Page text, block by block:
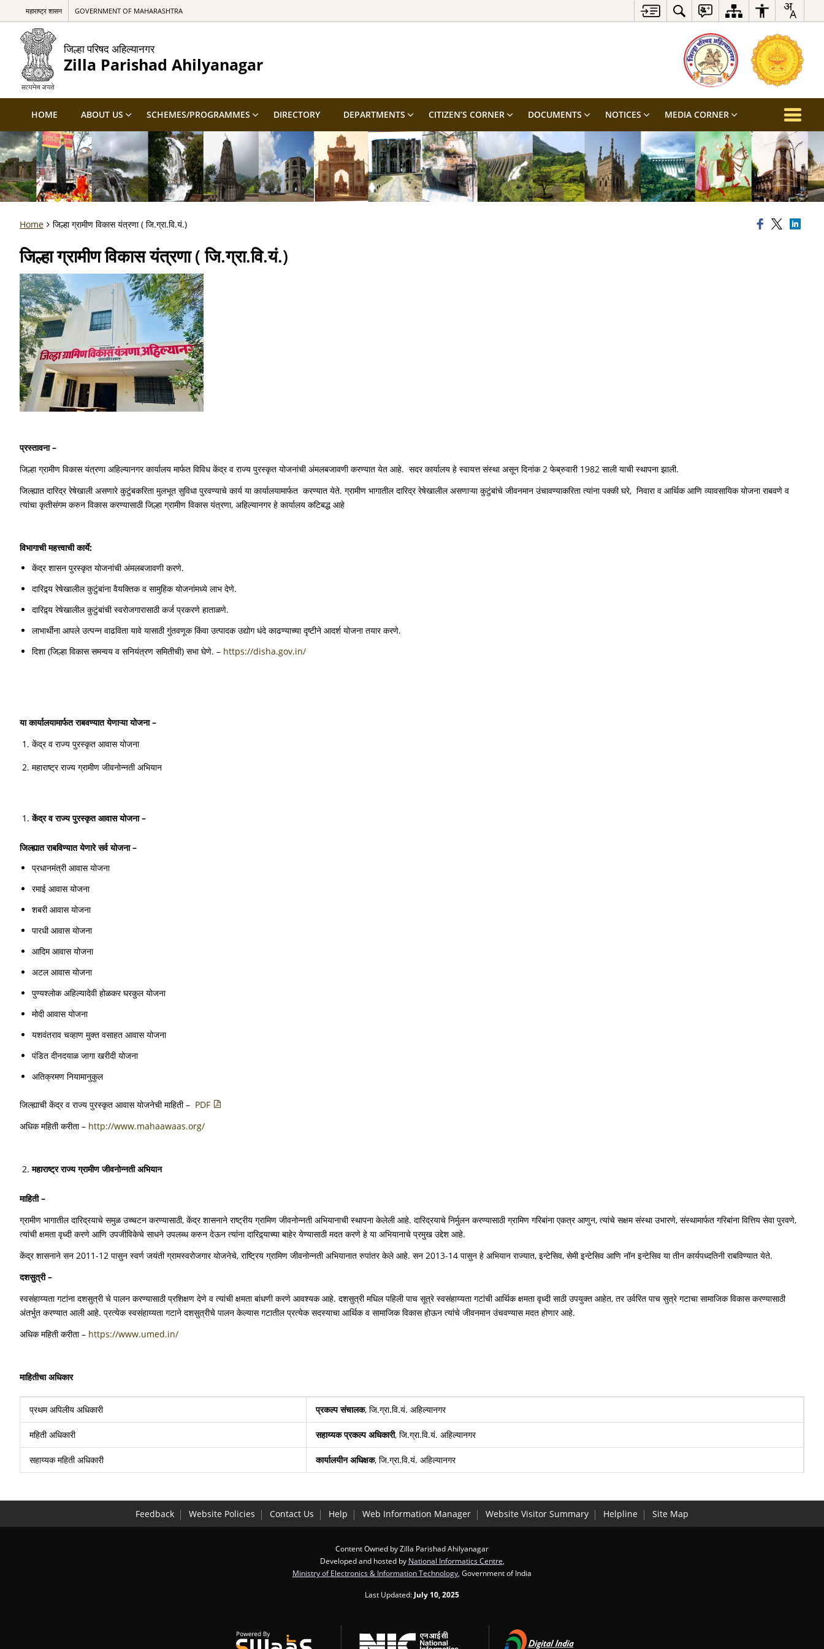
महाराष्ट्र शासन GOVERNMENT OF MAHARASHTRA
जिल्हा परिषद अहिल्यानगर
Zilla Parishad Ahilyanagar
HOME ABOUT US SCHEMES/PROGRAMMES DIRECTORY DEPARTMENTS CITIZEN’S CORNER DOCUMENTS NOTICES MEDIA CORNER
Home जिल्हा ग्रामीण विकास यंत्रणा ( जि.ग्रा.वि.यं.)
जिल्हा ग्रामीण विकास यंत्रणा ( जि.ग्रा.वि.यं.)
प्रस्तावना–
जिल्हा ग्रामीण विकास यंत्रणा अहिल्यानगर कार्यालय मार्फत विविध केंद्र व राज्य पुरस्कृत योजनांची अंमलबजावणी करण्यात येत आहे. सदर कार्यालय हे स्वायत्त संस्था असून दिनांक 2 फेब्रुवारी 1982 साली याची स्थापना झाली.
जिल्ह्यात दारिद्र रेषेखाली असणारे कुटुंबकरिता मुलभूत सुविधा पुरवण्याचे कार्य या कार्यालयामार्फत करण्यात येते. ग्रामीण भागातील दारिद्र रेषेखालील असणाऱ्या कुटुंबांचे जीवनमान उंचावण्याकरिता त्यांना पक्की घरे, निवारा व आर्थिक आणि व्यावसायिक योजना राबवणे व
त्यांचा कृतीसंगम करुन विकास करण्यासाठी जिल्हा ग्रामीण विकास यंत्रणा, अहिल्यानगर हे कार्यालय कटिबद्ध आहे
विभागाची महत्त्वाची कार्ये:
केंद्र शासन पुरस्कृत योजनांची अंमलबजावणी करणे.
दारिद्र्य रेषेखालील कुटुंबांना वैयक्तिक व सामुहिक योजनांमध्ये लाभ देणे.
दारिद्र्य रेषेखालील कुटुंबांची स्वरोजगारासाठी कर्ज प्रकरणे हाताळणे.
लाभार्थींना आपले उत्पन्न वाढविता यावे यासाठी गुंतवणूक किंवा उत्पादक उद्योग धंदे काढण्याच्या दृष्टीने आदर्श योजना तयार करणे.
दिशा (जिल्हा विकास समन्वय व सनियंत्रण समितीची) सभा घेणे. – https://disha.gov.in/
या कार्यालयामार्फत राबवण्यात येणाऱ्या योजना–
केंद्र व राज्य पुरस्कृत आवास योजना
महाराष्ट्र राज्य ग्रामीण जीवनोन्नती अभियान
केंद्र व राज्य पुरस्कृत आवास योजना–
जिल्ह्यात राबविण्यात येणारे सर्व योजना–
प्रधानमंत्री आवास योजना
रमाई आवास योजना
शबरी आवास योजना
पारधी आवास योजना
आदिम आवास योजना
अटल आवास योजना
पुण्यश्लोक अहिल्यादेवी होळकर घरकुल योजना
मोदी आवास योजना
यशवंतराव चव्हाण मुक्त वसाहत आवास योजना
पंडित दीनदयाळ जागा खरीदी योजना
अतिक्रमण नियामानुकुल
जिल्ह्याची केंद्र व राज्य पुरस्कृत आवास योजनेची माहिती – PDF
अधिक महिती करीता – http://www.mahaawaas.org/
महाराष्ट्र राज्य ग्रामीण जीवनोन्नती अभियान
माहिती–
ग्रामीण भागातील दारिद्रयाचे समुळ उच्चटन करण्यासाठी, केंद्र शासनाने राष्ट्रीय ग्रामिण जीवनोन्नती अभियानाची स्थापना केलेली आहे. दारिद्रयाचे निर्मुलन करण्यासाठी ग्रामिण गरिबांना एकत्र आणुन, त्यांचे सक्षम संस्था उभारणे, संस्थामार्फत गरिबांना वित्तिय सेवा पुरवणे,
त्यांची क्षमता वृध्दी करणे आणि उपजीविकेचे साधने उपलब्ध करुन देऊन त्यांना दारिद्र्याच्या बाहेर येण्यासाठी मदत करणे हे या अभियानाचे प्रमुख उद्देश आहे.
केंद्र शासनाने सन 2011-12 पासुन स्वर्ण जयंती ग्रामस्वरोजगार योजनेचे, राष्ट्रिय ग्रामिण जीवनोन्नती अभियानात रुपांतर केले आहे. सन 2013-14 पासुन हे अभियान राज्यात, इन्टेसिव, सेमी इन्टेसिव आणि नॉन इन्टेसिव या तीन कार्यपध्दतिनी राबविण्यात येते.
दशसुत्री–
स्वसंहाय्यता गटांना दशसुत्री चे पालन करण्यासाठी प्रशिक्षण देणे व त्यांची क्षमता बांधणी करणे आवश्यक आहे. दशसुत्री मधिल पहिली पाच सूत्रे स्वसंहाय्यता गटांची आर्थिक क्षमता वृध्दी साठी उपयुक्त आहेत, तर उर्वरित पाच सुत्रे गटाचा सामाजिक विकास करण्यासाठी
अंतर्भुत करण्यात आली आहे. प्रत्येक स्वसंहाय्यता गटाने दशसुत्रीचे पालन केल्यास गटातील प्रत्येक सदस्याचा आर्थिक व सामाजिक विकास होऊन त्यांचे जीवनमान उंचवण्यास मदत होणार आहे.
अधिक महिती करीता – https://www.umed.in/
माहितीचा अधिकार
प्रथम अपिलीय अधिकारी प्रकल्प संचालक, जि.ग्रा.वि.यं. अहिल्यानगर
महिती अधिकारी सहाय्यक प्रकल्प अधिकारी, जि.ग्रा.वि.यं. अहिल्यानगर
सहाय्यक महिती अधिकारी कार्यालयीन अधिक्षक, जि.ग्रा.वि.यं. अहिल्यानगर
Feedback Website Policies Contact Us Help Web Information Manager Website Visitor Summary Helpline Site Map
Content Owned by Zilla Parishad Ahilyanagar
Developed and hosted by National Informatics Centre
Ministry of Electronics & Information Technology , Government of India
Last Updated: July 10, 2025